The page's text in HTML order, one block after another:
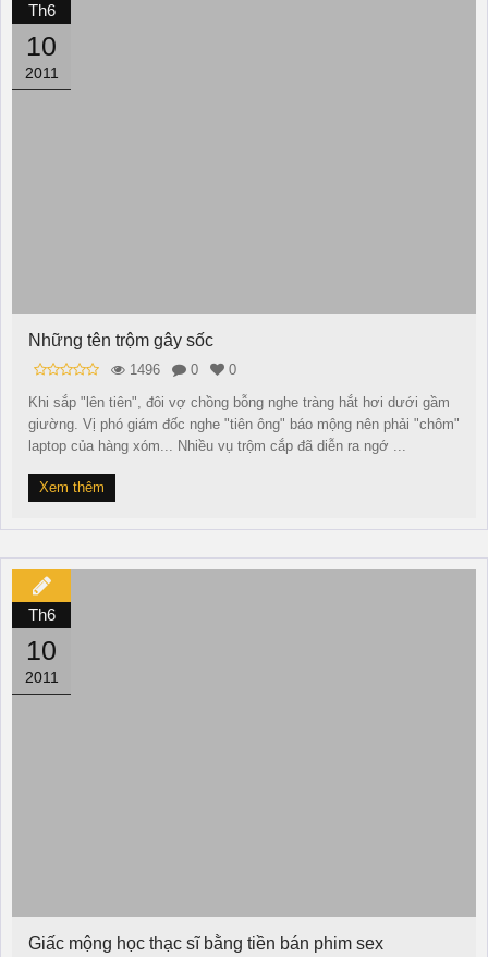
Th6
10
2011
Những tên trộm gây sốc
1496 0
0
Khi sắp "lên tiên", đôi vợ chồng bỗng nghe tràng hắt hơi dưới gầm
giường. Vị phó giám đốc nghe "tiên ông" báo mộng nên phải "chôm"
laptop của hàng xóm... Nhiều vụ trộm cắp đã diễn ra ngớ ...
Xem thêm
Th6
10
2011
Giấc mộng học thạc sĩ bằng tiền bán phim sex